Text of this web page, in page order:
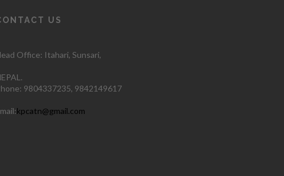
US
Office: Itahari, Sunsari,
9804337235, 9842149617
kpcatn@gmail.com